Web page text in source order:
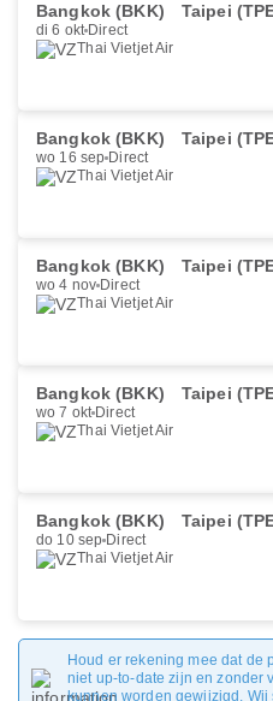
Bangkok (BKK) Taipei
di 6 okt Direct
Thai Vietjet Air
Bangkok (BKK) Taipei
wo 16 sep Direct
Thai Vietjet Air
Bangkok (BKK) Taipei
wo 4 nov Direct
Thai Vietjet Air
Bangkok (BKK) Taipei
wo 7 okt Direct
Thai Vietjet Air
Bangkok (BKK) Taipei
do 10 sep Direct
Thai Vietjet Air
Houd er rekening mee dat de
niet up-to-date zijn en zonder
kunnen worden gewijzigd. Wij